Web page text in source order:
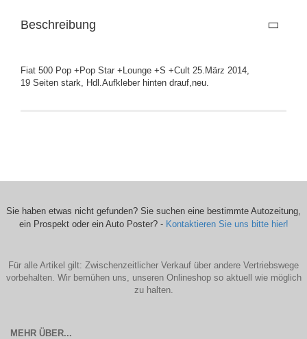
Beschreibung
Fiat 500 Pop +Pop Star +Lounge +S +Cult 25.März 2014,
19 Seiten stark, Hdl.Aufkleber hinten drauf,neu.
Sie haben etwas nicht gefunden? Sie suchen eine bestimmte Autozeitung,
ein Prospekt oder ein Auto Poster? - Kontaktieren Sie uns bitte hier!
Für alle Artikel gilt: Zwischenzeitlicher Verkauf über andere Vertriebswege
vorbehalten. Wir bemühen uns, unseren Onlineshop so aktuell wie möglich
zu halten.
MEHR ÜBER...